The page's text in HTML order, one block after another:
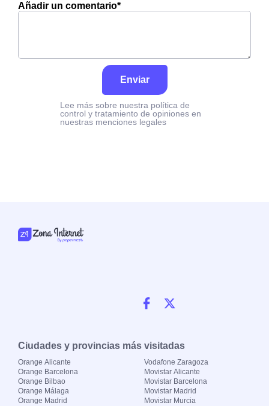
Añadir un comentario*
Enviar
Lee más sobre nuestra política de
control y tratamiento de opiniones en
nuestras menciones legales
Ciudades y provincias más visitadas
Orange Alicante
Orange Barcelona
Orange Bilbao
Orange Málaga
Orange Madrid
Vodafone Zaragoza
Movistar Alicante
Movistar Barcelona
Movistar Madrid
Movistar Murcia